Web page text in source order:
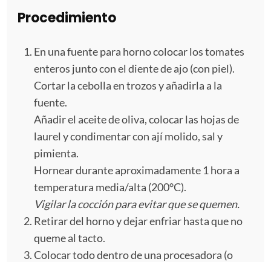
Procedimiento
En una fuente para horno colocar los tomates
enteros junto con el diente de ajo (con piel).
Cortar la cebolla en trozos y añadirla a la
fuente.
Añadir el aceite de oliva, colocar las hojas de
laurel y condimentar con ají molido, sal y
pimienta.
Hornear durante aproximadamente 1 hora a
temperatura media/alta (200°C).
Vigilar la cocción para evitar que se quemen.
Retirar del horno y dejar enfriar hasta que no
queme al tacto.
Colocar todo dentro de una procesadora (o